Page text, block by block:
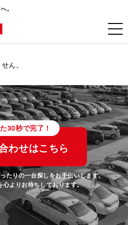
。
ん。
30秒で完了！
わせはこちら
たりの一台探しをお手伝いします。
心よりお待ちしております。